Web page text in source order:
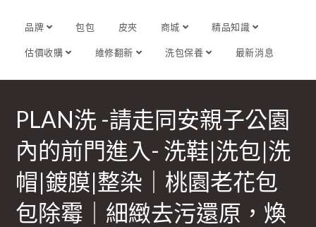
品牌 包包 皮夾 商城 精品知識
估價收購 維修翻新 洗包保養 最新消息
PLAN洗 -請走同安親子公園
內的前門進入- 洗鞋|洗包|洗
帽|鍍膜|整染｜桃園老花包
包除霉｜細緻去污還原，煥